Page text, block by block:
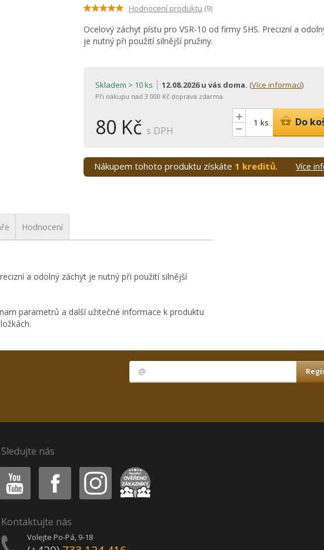
Hodnocení produktu (9)
Ocelový záchyt pístu pro VSR-10 od firmy SHS. Precizní a
je nutný při použití silnější pružiny.
Skladem > 10 ks 12.08.2026 u vás doma. (Více informací)
Při nákupu nad 3 000 Kč doprava zdarma.
80 Kč s DPH
+
–
ks Do
Nákupem tohoto produktu získáte 1 kreditů. Více
Hodnocení
a odolný záchyt je nutný při použití silnější
parametrů a další užitečné informace k produktu
Sledujte nás
Facebook Instagram Heureka
Kontaktujte nás
Volejte Po-Pá, 9-18